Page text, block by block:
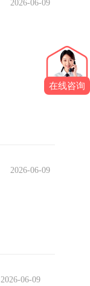
2026-06-09
2026-06-09
2026-06-09
在线咨询